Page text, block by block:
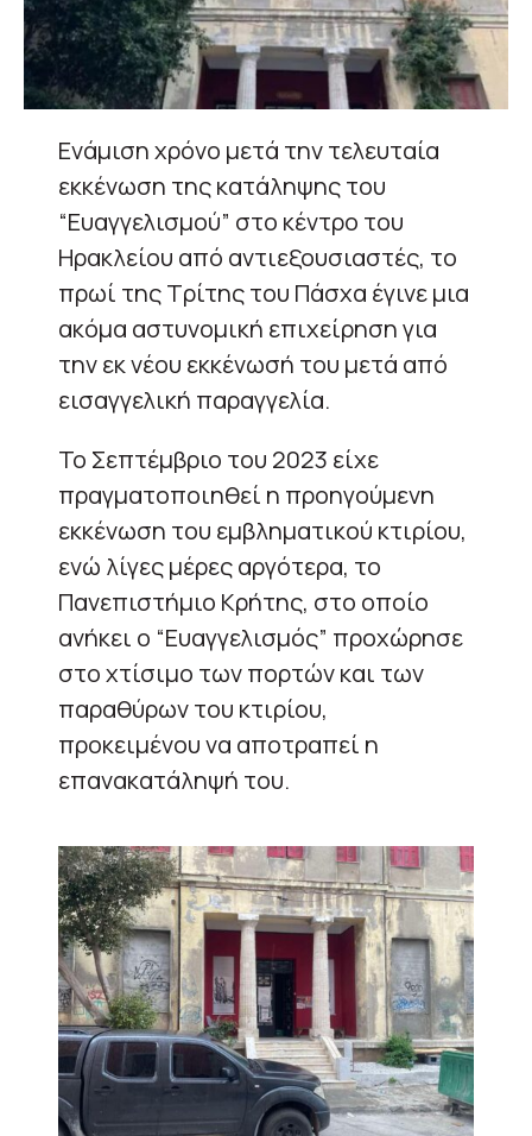
Ενάμιση χρόνο μετά την τελευταία
εκκένωση της κατάληψης του
“Ευαγγελισμού” στο κέντρο του
Ηρακλείου από αντιεξουσιαστές, το
πρωί της Τρίτης του Πάσχα έγινε μια
ακόμα αστυνομική επιχείρηση για
την εκ νέου εκκένωσή του μετά από
εισαγγελική παραγγελία.
Το Σεπτέμβριο του 2023 είχε
πραγματοποιηθεί η προηγούμενη
εκκένωση του εμβληματικού κτιρίου,
ενώ λίγες μέρες αργότερα, το
Πανεπιστήμιο Κρήτης, στο οποίο
ανήκει ο “Ευαγγελισμός” προχώρησε
στο χτίσιμο των πορτών και των
παραθύρων του κτιρίου,
προκειμένου να αποτραπεί η
επανακατάληψή του.